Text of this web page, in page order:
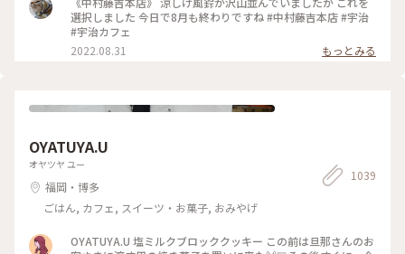
選択しました 今日で8月も終わりですね #中村藤吉本店 #宇治
#宇治カフェ
2022.08.31
もっとみる
OYATUYA.U
オヤツヤ ユー
福岡・博多
ごはん, カフェ, スイーツ・お菓子, おみやげ
1039
OYATUYA.U 塩ミルクブロッククッキー この前は旦那さんのお